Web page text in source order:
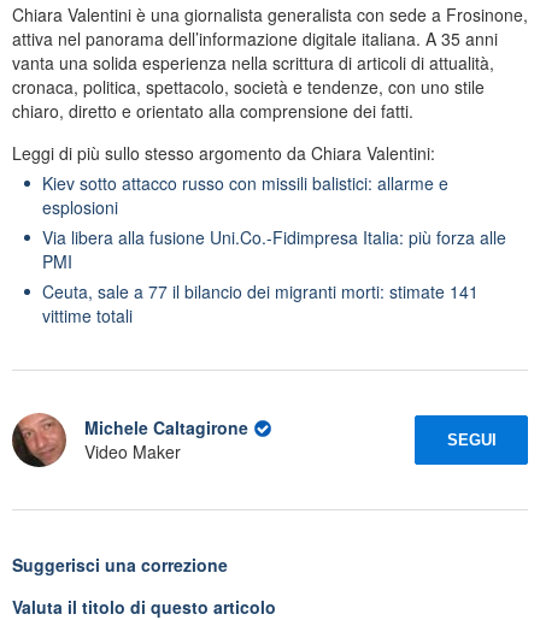
Chiara Valentini è una giornalista generalista con sede a Frosinone,
attiva nel panorama dell’informazione digitale italiana. A 35 anni
vanta una solida esperienza nella scrittura di articoli di attualità,
cronaca, politica, spettacolo, società e tendenze, con uno stile
chiaro, diretto e orientato alla comprensione dei fatti.
Leggi di più sullo stesso argomento da Chiara Valentini:
Kiev sotto attacco russo con missili balistici: allarme e
esplosioni
Via libera alla fusione Uni.Co.-Fidimpresa Italia: più forza alle
PMI
Ceuta, sale a 77 il bilancio dei migranti morti: stimate 141
vittime totali
Michele Caltagirone
Video Maker
SEGUI
Suggerisci una correzione
Valuta il titolo di questo articolo